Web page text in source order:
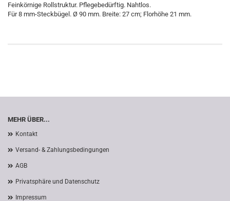
Feinkörnige Rollstruktur. Pflegebedürftig. Nahtlos.
Für 8 mm-Steckbügel. Ø 90 mm. Breite: 27 cm; Florhöhe 21 mm.
MEHR ÜBER...
Kontakt
Versand- & Zahlungsbedingungen
AGB
Privatsphäre und Datenschutz
Impressum